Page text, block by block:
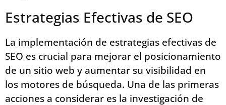
Estrategias Efectivas de SEO
La implementación de estrategias efectivas de
SEO es crucial para mejorar el posicionamiento
de un sitio web y aumentar su visibilidad en
los motores de búsqueda. Una de las primeras
acciones a considerar es la investigación de